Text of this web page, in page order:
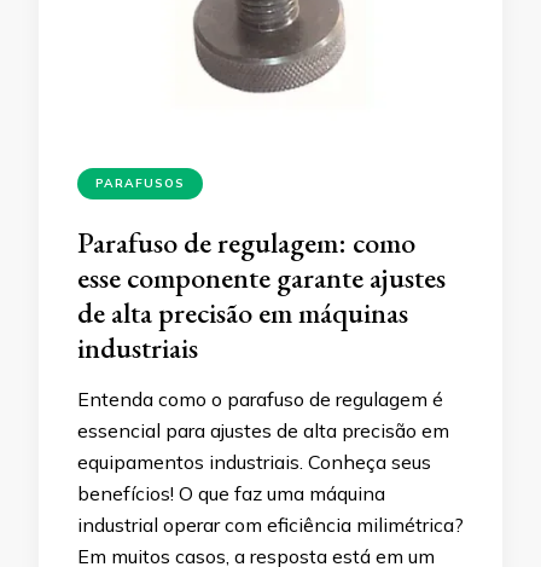
PARAFUSOS
Parafuso de regulagem: como
esse componente garante ajustes
de alta precisão em máquinas
industriais
Entenda como o parafuso de regulagem é
essencial para ajustes de alta precisão em
equipamentos industriais. Conheça seus
benefícios! O que faz uma máquina
industrial operar com eficiência milimétrica?
Em muitos casos, a resposta está em um